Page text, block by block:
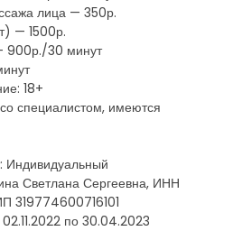
лица — 350р.
— 1500р.
900р./30 минут
18+
специалистом, имеются
Индивидуальный
Светлана Сергеевна, ИНН
319774600716101
по 30.04.2023